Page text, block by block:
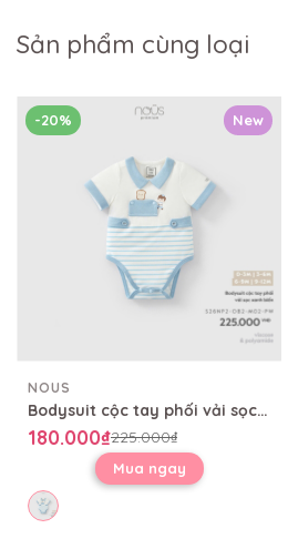
Sản phẩm cùng loại
New
-20%
NOUS
Bodysuit cộc tay phối vải sọc xanh biển
180.000₫225.000₫
Mua ngay